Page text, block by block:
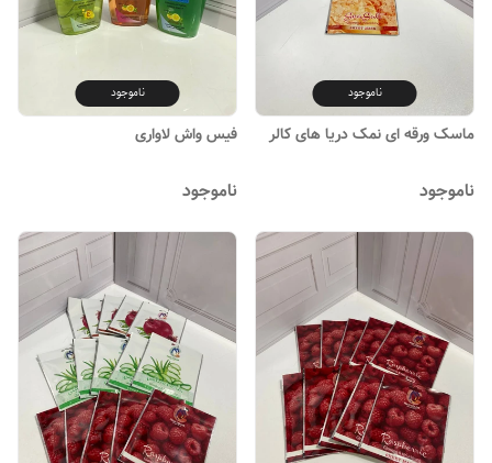
ناموجود
ماسک ورقه ای نمک دریا های کالر
ناموجود
ناموجود
فیس واش لاواری
ناموجود